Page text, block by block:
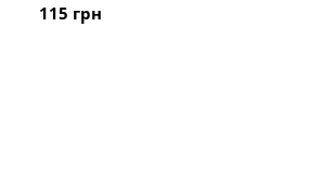
115 грн